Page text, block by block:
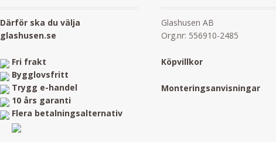
Därför ska du välja
glashusen.se
Fri frakt
Bygglovsfritt
Trygg e-handel
10 års garanti
Flera betalningsalternativ
Glashusen AB
Org.nr: 556910-2485
Köpvillkor
Monteringsanvisningar